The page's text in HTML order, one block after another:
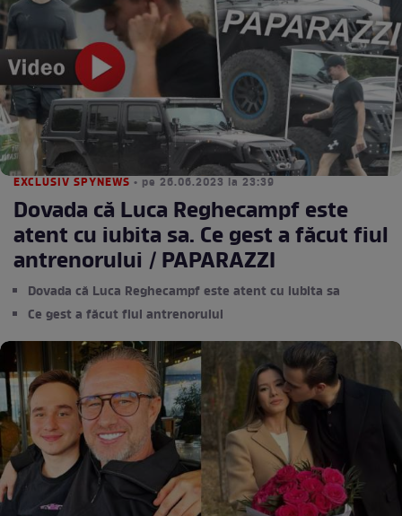
EXCLUSIV SPYNEWS • pe 26.06.2023 la 23:39
Dovada că Luca Reghecampf este
atent cu iubita sa. Ce gest a făcut fiul
antrenorului / PAPARAZZI
Dovada că Luca Reghecampf este atent cu iubita sa
Ce gest a făcut fiul antrenorului